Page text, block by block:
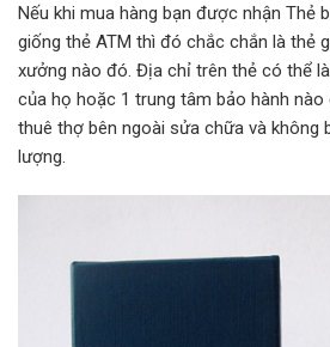
Nếu khi mua hàng bạn được nhận Thẻ
giống thẻ ATM thì đó chắc chắn là thẻ
xưởng nào đó. Địa chỉ trên thẻ có thể
của họ hoặc 1 trung tâm bảo hành nào
thuê thợ bên ngoài sửa chữa và không
lượng.